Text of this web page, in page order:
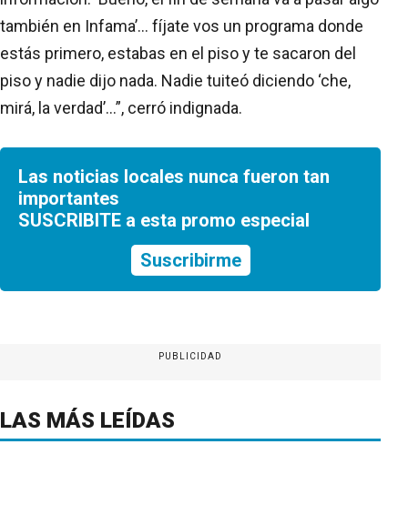
también en Infama’... fíjate vos un programa donde
estás primero, estabas en el piso y te sacaron del
piso y nadie dijo nada. Nadie tuiteó diciendo ‘che,
mirá, la verdad’...”, cerró indignada.
Las noticias locales nunca fueron tan
importantes
SUSCRIBITE a esta promo especial
Suscribirme
PUBLICIDAD
LAS MÁS LEÍDAS